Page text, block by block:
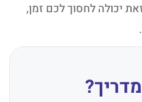
יכולה לחסוך לכם זמן,